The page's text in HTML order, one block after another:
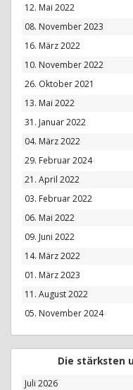
12. Mai 2022
08. November 2023
16. März 2022
10. November 2022
26. Oktober 2021
13. Mai 2022
31. Januar 2022
04. März 2022
29. Februar 2024
21. April 2022
03. Februar 2022
06. Mai 2022
09. Juni 2022
14. März 2022
01. März 2023
11. August 2022
05. November 2024
Die stärksten
Juli 2026